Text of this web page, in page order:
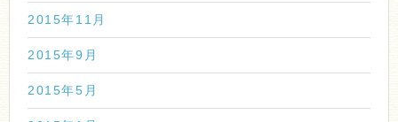
2015年11月
2015年9月
2015年5月